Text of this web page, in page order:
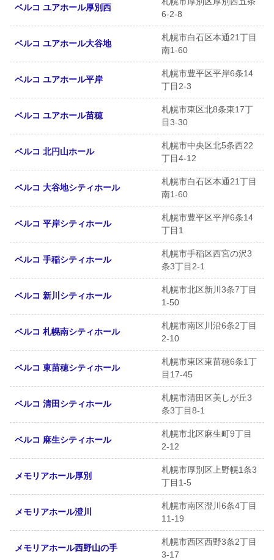
ベルコ ユアホール厚別西
6-2-8
ベルコ ユアホール大谷地
札幌市白石区本通21丁目
南1-60
ベルコ ユアホール平岸
札幌市豊平区平岸6条14
丁目2-3
ベルコ ユアホール苗穂
札幌市東区北8条東17丁
目3-30
ベルコ 北円山ホール
札幌市中央区北5条西22
丁目4-12
ベルコ 大谷地シティホール
札幌市白石区本通21丁目
南1-60
ベルコ 平岸シティホール
札幌市豊平区平岸6条14
丁目1
ベルコ 手稲シティホール
札幌市手稲区西宮の沢3
条3丁目2-1
ベルコ 新川シティホール
札幌市北区新川3条7丁目
1-50
ベルコ 札幌南シティホール
札幌市南区川沿6条2丁目
2-10
ベルコ 東苗穂シティホール
札幌市東区東苗穂6条1丁
目17-45
ベルコ 清田シティホール
札幌市清田区美しが丘3
条3丁目8-1
ベルコ 麻生シティホール
札幌市北区麻生町9丁目
2-12
メモリアホール厚別
札幌市厚別区上野幌1条3
丁目1-5
メモリアホール澄川
札幌市南区澄川6条4丁目
11-19
メモリアホール西野山の手
札幌市西区西野3条2丁目
3-17